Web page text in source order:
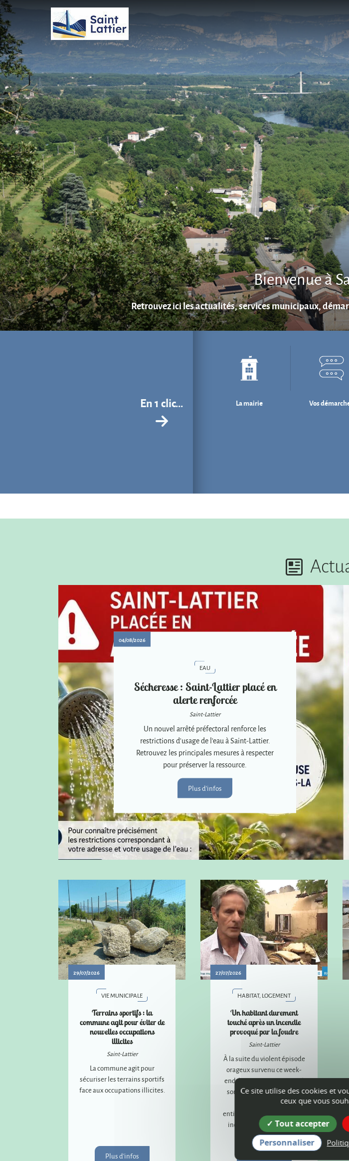
Bienvenue à
Retrouvez ici les actualités, services municipaux,
En 1 clic... La mairie Vos
04/08/2026
EAU
Sécheresse : Saint-Lattier placé en
alerte renforcée
Saint-Lattier
Un nouvel arrêté préfectoral renforce les
restrictions d'usage de l'eau à Saint-Lattier.
Retrouvez les principales mesures à respecter
pour préserver la ressource.
Plus d'infos
29/07/2026
VIE MUNICIPALE
Terrains sportifs : la
commune agit pour éviter de
nouvelles occupations
illicites
Saint-Lattier
La commune agit pour
sécuriser les terrains sportifs
face aux occupations illicites.
Plus d'infos
27/07/2026
HABITAT, LOGEMENT
Un habitant durement
touché après un incendie
provoqué par la foudre
Saint-Lattier
À la suite du violent épisode
orageux survenu ce week-
end, la commune a apporté
son soutien à un habitant
dont la maison a été
entièrement détruite par un
incendie provoqué par la
foudre.
Panneau de gestion des cookies
Ce site utilise des cookies et
ceux que vous
Tout accepter
Personnaliser